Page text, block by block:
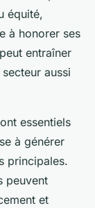
équité,
à honorer ses
entraîner
aussi
essentiels
à générer
principales.
peuvent
et